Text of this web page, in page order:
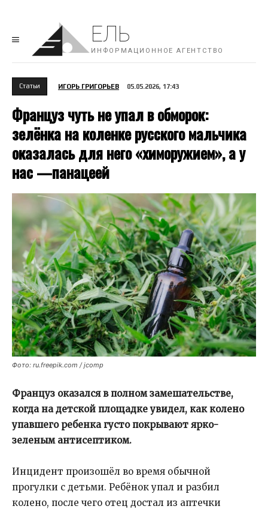
ЕЛЬ
ИНФОРМАЦИОННОЕ АГЕНТСТВО
Cтатьи ИГОРЬ ГРИГОРЬЕВ 05.05.2026, 17:43
Француз чуть не упал в обморок:
зелёнка на коленке русского мальчика
оказалась для него «химоружием», а у
нас —панацеей
Фото: ru.freepik.com / jcomp
Француз оказался в полном замешательстве,
когда на детской площадке увидел, как колено
упавшего ребенка густо покрывают ярко-
зеленым антисептиком.
Инцидент произошёл во время обычной
прогулки с детьми. Ребёнок упал и разбил
колено, после чего отец достал из аптечки